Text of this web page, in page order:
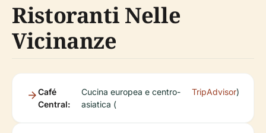
Ristoranti Nelle
Vicinanze
Café
Central:
Cucina europea e centro-
asiatica (
TripAdvisor)